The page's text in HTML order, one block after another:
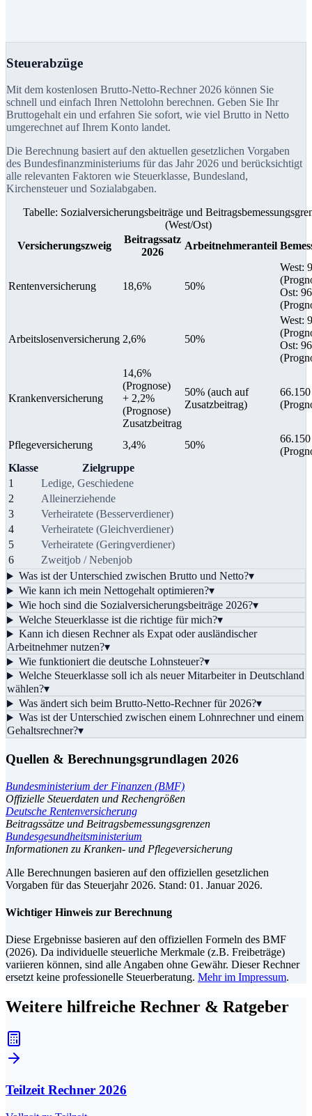
Steuerabzüge
Mit dem kostenlosen Brutto-Netto-Rechner 2026 können Sie
schnell und einfach Ihren Nettolohn berechnen. Geben Sie Ihr
Bruttogehalt ein und erfahren Sie sofort, wie viel Brutto in Netto
umgerechnet auf Ihrem Konto landet.
Die Berechnung basiert auf den aktuellen gesetzlichen Vorgaben
des Bundesfinanzministeriums für das Jahr 2026 und berücksichtigt
alle relevanten Faktoren wie Steuerklasse, Bundesland,
Kirchensteuer und Sozialabgaben.
Tabelle: Sozialversicherungsbeiträge und
(West/Ost)
Versicherungszweig
Beitragssatz
2026
Arbeitnehmeranteil
Rentenversicherung 18,6% 50%
West:
Ost:
Arbeitslosenversicherung 2,6% 50%
West:
Ost:
Krankenversicherung
14,6%
(Prognose)
+ 2,2%
(Prognose)
Zusatzbeitrag
50% (auch auf
Zusatzbeitrag)
Pflegeversicherung 3,4% 50%
Klasse
Zielgruppe
1
Ledige, Geschiedene
2
Alleinerziehende
3
Verheiratete (Besserverdiener)
4
Verheiratete (Gleichverdiener)
5
Verheiratete (Geringverdiener)
6
Zweitjob / Nebenjob
Was ist der Unterschied zwischen Brutto und Netto?▾
Wie kann ich mein Nettogehalt optimieren?▾
Wie hoch sind die Sozialversicherungsbeiträge 2026?▾
Welche Steuerklasse ist die richtige für mich?▾
Kann ich diesen Rechner als Expat oder ausländischer
Arbeitnehmer nutzen?▾
Wie funktioniert die deutsche Lohnsteuer?▾
Welche Steuerklasse soll ich als neuer Mitarbeiter in Deutschland
wählen?▾
Was ändert sich beim Brutto-Netto-Rechner für 2026?▾
Was ist der Unterschied zwischen einem Lohnrechner und einem
Gehaltsrechner?▾
Quellen & Berechnungsgrundlagen 2026
Bundesministerium der Finanzen (BMF)
Offizielle Steuerdaten und Rechengrößen
Deutsche Rentenversicherung
Beitragssätze und Beitragsbemessungsgrenzen
Bundesgesundheitsministerium
Informationen zu Kranken- und Pflegeversicherung
Alle Berechnungen basieren auf den offiziellen gesetzlichen
Vorgaben für das Steuerjahr 2026. Stand: 01. Januar 2026.
Wichtiger Hinweis zur Berechnung
Diese Ergebnisse basieren auf den offiziellen Formeln des BMF
(2026). Da individuelle steuerliche Merkmale (z.B. Freibeträge)
variieren können, sind alle Angaben ohne Gewähr. Dieser Rechner
ersetzt keine professionelle Steuerberatung. Mehr im Impressum.
Weitere hilfreiche Rechner & Ratgeber
Teilzeit Rechner 2026